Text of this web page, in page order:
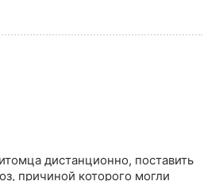
дистанционно, поставить
причиной которого могли